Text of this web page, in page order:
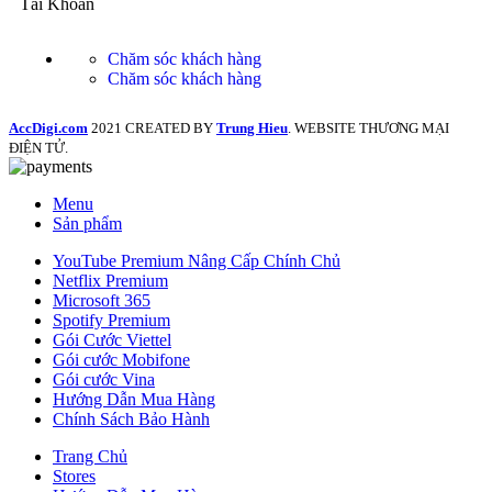
Chăm sóc khách hàng
Chăm sóc khách hàng
AccDigi.com 2021 CREATED BY Trung Hieu . WEBSITE THƯƠNG MẠI
ĐIỆN TỬ.
Menu
Sản phẩm
YouTube Premium Nâng Cấp Chính Chủ
Netflix Premium
Microsoft 365
Spotify Premium
Gói Cước Viettel
Gói cước Mobifone
Gói cước Vina
Hướng Dẫn Mua Hàng
Chính Sách Bảo Hành
Trang Chủ
Stores